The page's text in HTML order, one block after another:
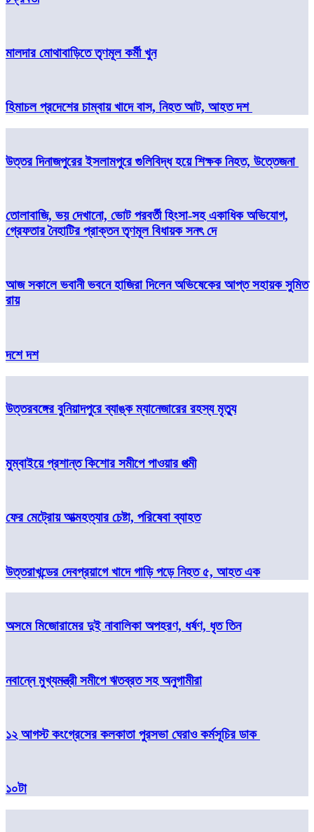
মালদার মোথাবাড়িতে তৃণমূল কর্মী খুন
হিমাচল প্রদেশের চাম্বায় খাদে বাস, নিহত আট, আহত দশ
উত্তর দিনাজপুরের ইসলামপুরে গুলিবিদ্ধ হয়ে শিক্ষক নিহত, উত্তেজনা
তোলাবাজি, ভয় দেখানো, ভোট পরবর্তী হিংসা-সহ একাধিক অভিযোগ,
গ্রেফতার নৈহাটির প্রাক্তন তৃণমূল বিধায়ক সনৎ দে
আজ সকালে ভবানী ভবনে হাজিরা দিলেন অভিষেকের আপ্ত সহায়ক সুমিত
রায়
দশে দশ
উত্তরবঙ্গের বুনিয়াদপুরে ব্যাঙ্ক ম্যানেজারের রহস্য মৃত্যু
মুম্বাইয়ে প্রশান্ত কিশোর সমীপে পাওয়ার পত্মী
ফের মেট্রোয় আত্মহত্যার চেষ্টা, পরিষেবা ব্যাহত
উত্তরাখন্ডের দেবপ্রয়াগে খাদে গাড়ি পড়ে নিহত ৫, আহত এক
অসমে মিজোরামের দুই নাবালিকা অপহরণ, ধর্ষণ, ধৃত তিন
নবান্নে মুখ্যমন্ত্রী সমীপে ঋতব্রত সহ অনুগামীরা
১২ আগস্ট কংগ্রেসের কলকাতা পুরসভা ঘেরাও কর্মসূচির ডাক
১০টা